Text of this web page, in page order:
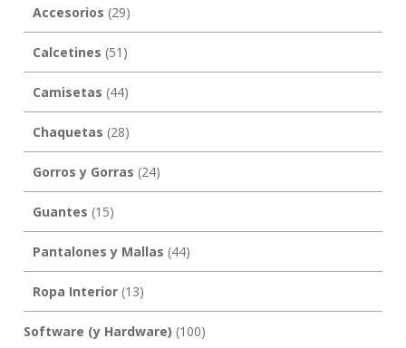
Accesorios (29)
Calcetines (51)
Camisetas (44)
Chaquetas (28)
Gorros y Gorras (24)
Guantes (15)
Pantalones y Mallas (44)
Ropa Interior(13)
Software (y Hardware) (100)